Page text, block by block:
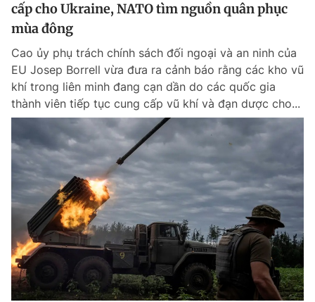
cấp cho Ukraine, NATO tìm nguồn quân phục
mùa đông
Cao ủy phụ trách chính sách đối ngoại và an ninh của
EU Josep Borrell vừa đưa ra cảnh báo rằng các kho vũ
khí trong liên minh đang cạn dần do các quốc gia
thành viên tiếp tục cung cấp vũ khí và đạn dược cho...